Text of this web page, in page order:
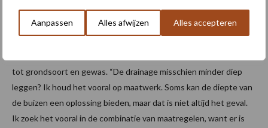
Aanpassen Alles afwijzen Alles accepteren
perceel gehandhaafd blijft en de zoutbelasting naar de sloot niet
toeneemt. Het aanleg- en ontwateringsniveau en de afstand
tot grondsoort en gewas. “De drainage misschien minder diep
leggen? Ik houd het vooral op maatwerk. Soms kan de diepte van
de buizen een oplossing bieden, maar dat is niet altijd het geval.
Ik zoek het vooral in de combinatie van maatregelen, want er is